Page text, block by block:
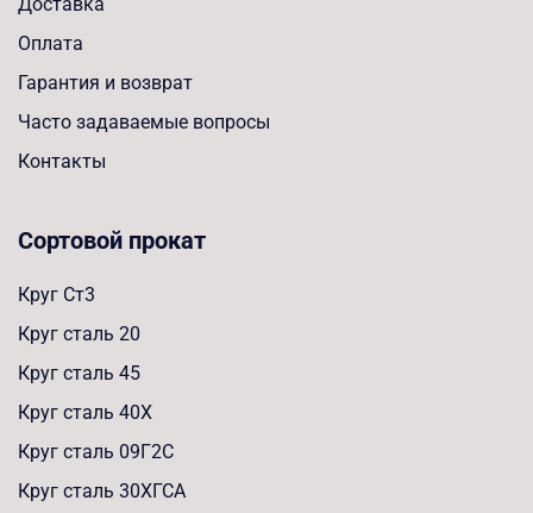
Оплата
Гарантия и возврат
Часто задаваемые вопросы
Контакты
Сортовой прокат
Круг Ст3
Круг сталь 20
Круг сталь 45
Круг сталь 40Х
Круг сталь 09Г2С
Круг сталь 30ХГСА